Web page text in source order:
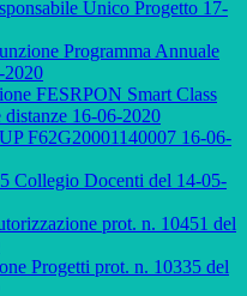
Unico Progetto 17-
Programma Annuale
2020
FESRPON Smart Class
distanze 16-06-2020
F62G20001140007 16-06-
Collegio Docenti del 14-05-
prot. n. 10451 del
Progetti prot. n. 10335 del